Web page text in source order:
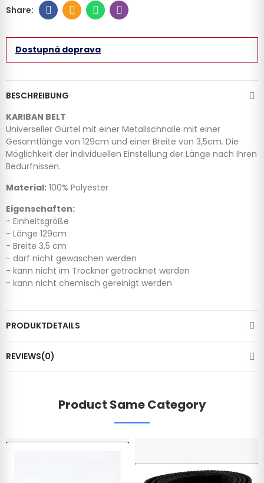
Dostupná doprava
BESCHREIBUNG
KARIBAN BELT
Universeller Gürtel mit einer Metallschnalle mit einer
Gesamtlänge von 129cm und einer Breite von 3,5cm. Die
Möglichkeit der individuellen Einstellung der Länge nach Ihren
Bedürfnissen.
Material: 100% Polyester
Eigenschaften:
- Einheitsgröße
- Länge 129cm
- Breite 3,5 cm
- darf nicht gewaschen werden
- kann nicht im Trockner getrocknet werden
- kann nicht chemisch gereinigt werden
PRODUKTDETAILS
REVIEWS(0)
Product Same Category